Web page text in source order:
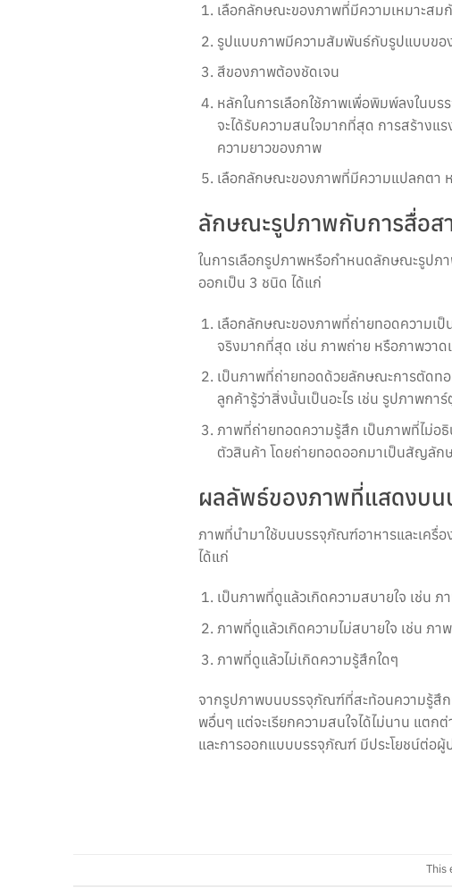
เลือกลักษณะของภาพที่มีความเหมาะสม
รูปแบบภาพมีความสัมพันธ์กับรูปแบบขอ
สีของภาพต้องชัดเจน
หลักในการเลือกใช้ภาพเพื่อพิมพ์ลงใน
จะได้รับความสนใจมากที่สุด การสร้างแ
ความยาวของภาพ
เลือกลักษณะของภาพที่มีความแปลกตา
ลักษณะรูปภาพกับการสื่อ
ในการเลือกรูปภาพหรือกำหนดลักษณะรูปภ
ออกเป็น 3 ชนิด ได้แก่
เลือกลักษณะของภาพที่ถ่ายทอดความเป็
จริงมากที่สุด เช่น ภาพถ่าย หรือภาพวาด
เป็นภาพที่ถ่ายทอดด้วยลักษณะการตัดทอ
ลูกค้ารู้ว่าสิ่งนั้นเป็นอะไร เช่น รูปภาพก
ภาพที่ถ่ายทอดความรู้สึก เป็นภาพที่ไม่อ
ตัวสินค้า โดยถ่ายทอดออกมาเป็นสัญลัก
ผลลัพธ์ของภาพที่แสดงบ
ภาพที่นำมาใช้บนบรรจุภัณฑ์อาหารและเครื่
ได้แก่
เป็นภาพที่ดูแล้วเกิดความสบายใจ เช่น ภ
ภาพที่ดูแล้วเกิดความไม่สบายใจ เช่น ภ
ภาพที่ดูแล้วไม่เกิดความรู้สึกใดๆ
จากรูปภาพบนบรรจุภัณฑ์ที่สะท้อนความรู้สึก
พอื่นๆ แต่จะเรียกความสนใจได้ไม่นาน แตก
และการออกแบบบรรจุภัณฑ์ มีประโยชน์ต่อผู้
This